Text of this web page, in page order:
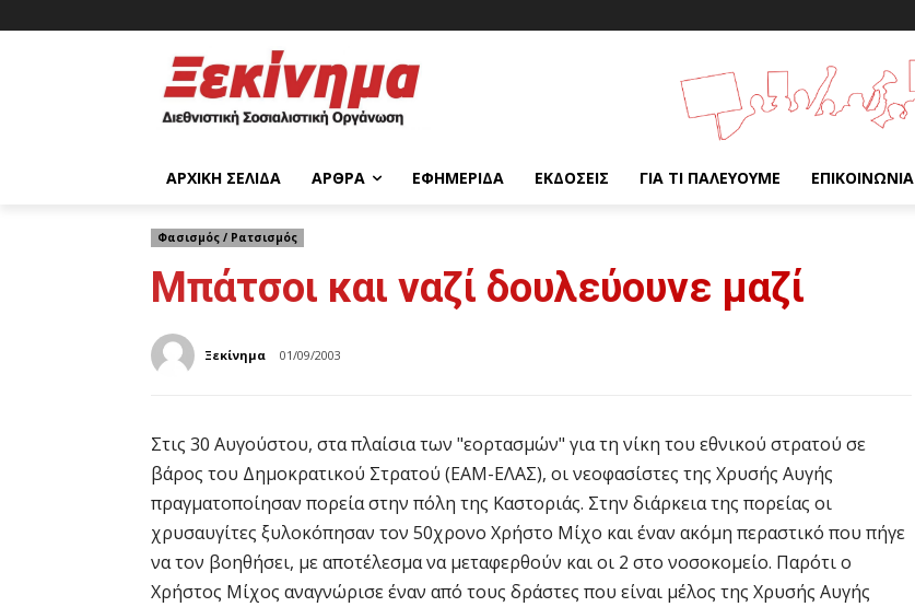
ΑΡΧΙΚΉ ΣΕΛΊΔΑ ΆΡΘΡΑ ΕΦΗΜΕΡΊΔΑ ΕΚΔΌΣΕΙΣ ΓΙΑ ΤΙ ΠΑΛΕΎΟΥΜΕ ΕΠΙΚΟΙΝΩΝΊΑ
Φασισμός / Ρατσισμός
Μπάτσοι και ναζί δουλεύουνε μαζί
Ξεκίνημα 01/09/2003
Στις 30 Αυγούστου, στα πλαίσια των "εορτασμών" για τη νίκη του εθνικού στρατού σε
βάρος του Δημοκρατικού Στρατού (ΕΑΜ-ΕΛΑΣ), οι νεοφασίστες της Χρυσής Αυγής
πραγματοποίησαν πορεία στην πόλη της Καστοριάς. Στην διάρκεια της πορείας οι
χρυσαυγίτες ξυλοκόπησαν τον 50χρονο Χρήστο Μίχο και έναν ακόμη περαστικό που πήγε
να τον βοηθήσει, με αποτέλεσμα να μεταφερθούν και οι 2 στο νοσοκομείο. Παρότι ο
Χρήστος Μίχος αναγνώρισε έναν από τους δράστες που είναι μέλος της Χρυσής Αυγής